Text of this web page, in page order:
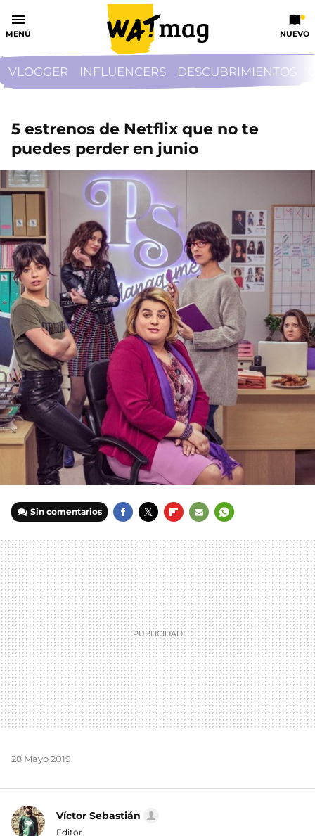
MENÚ NUEVO
VLOGGER INFLUENCERS DESCUBRIMIENTOS
5 estrenos de Netflix que no te
puedes perder en junio
Sin comentarios
MAIL
28 Mayo 2019
Víctor Sebastián
Editor